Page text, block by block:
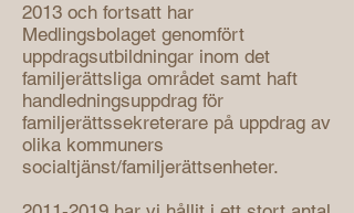
2013 och fortsatt har
Medlingsbolaget genomfört
uppdragsutbildningar inom det
familjerättsliga området samt haft
handledningsuppdrag för
familjerättssekreterare på uppdrag av
olika kommuners
socialtjänst/familjerättsenheter.